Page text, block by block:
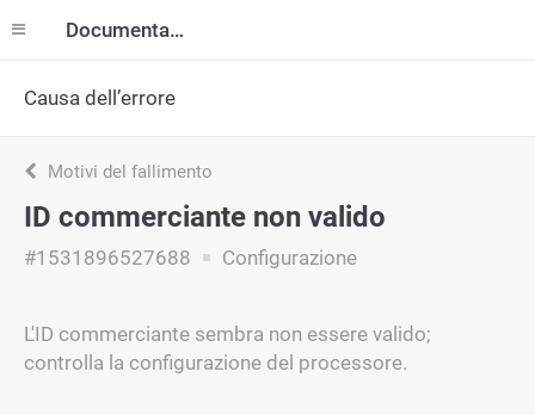
Documentazione
Causa dell’errore
Motivi del fallimento
ID commerciante non valido
#1531896527688 Configurazione
L'ID commerciante sembra non essere valido;
controlla la configurazione del processore.